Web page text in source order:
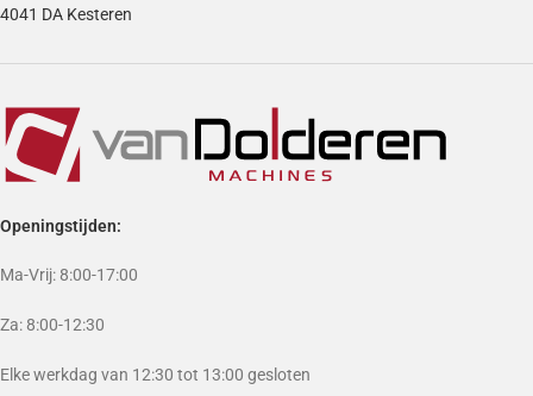
4041 DA Kesteren
Openingstijden:
Ma-Vrij: 8:00-17:00
Za: 8:00-12:30
Elke werkdag van 12:30 tot 13:00 gesloten